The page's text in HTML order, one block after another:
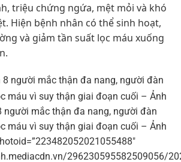
triệu chứng ngứa, mệt mỏi và khó
Hiện bệnh nhân có thể sinh hoạt,
và giảm tần suất lọc máu xuống
người mắc thận đa nang, người đàn
máu vì suy thận giai đoạn cuối – Ảnh
người mắc thận đa nang, người đàn
máu vì suy thận giai đoạn cuối – Ảnh
296230595582509056/